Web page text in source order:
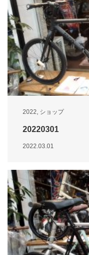
2022 ショップ
20220301
2022.03.01